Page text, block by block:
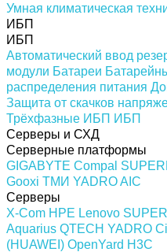
Умная климатическая
ИБП
ИБП
Автоматический ввод
модули Батареи
распределения питания
Защита от скачков
Трёхфазные ИБП ИБП
Серверы и СХД
Серверные платформы
GIGABYTE Compal
Gooxi ТМИ YADROAIC
Серверы
X-Com HPE Lenovo
Aquarius QTECH YADRO
(HUAWEI) OpenYard H3C